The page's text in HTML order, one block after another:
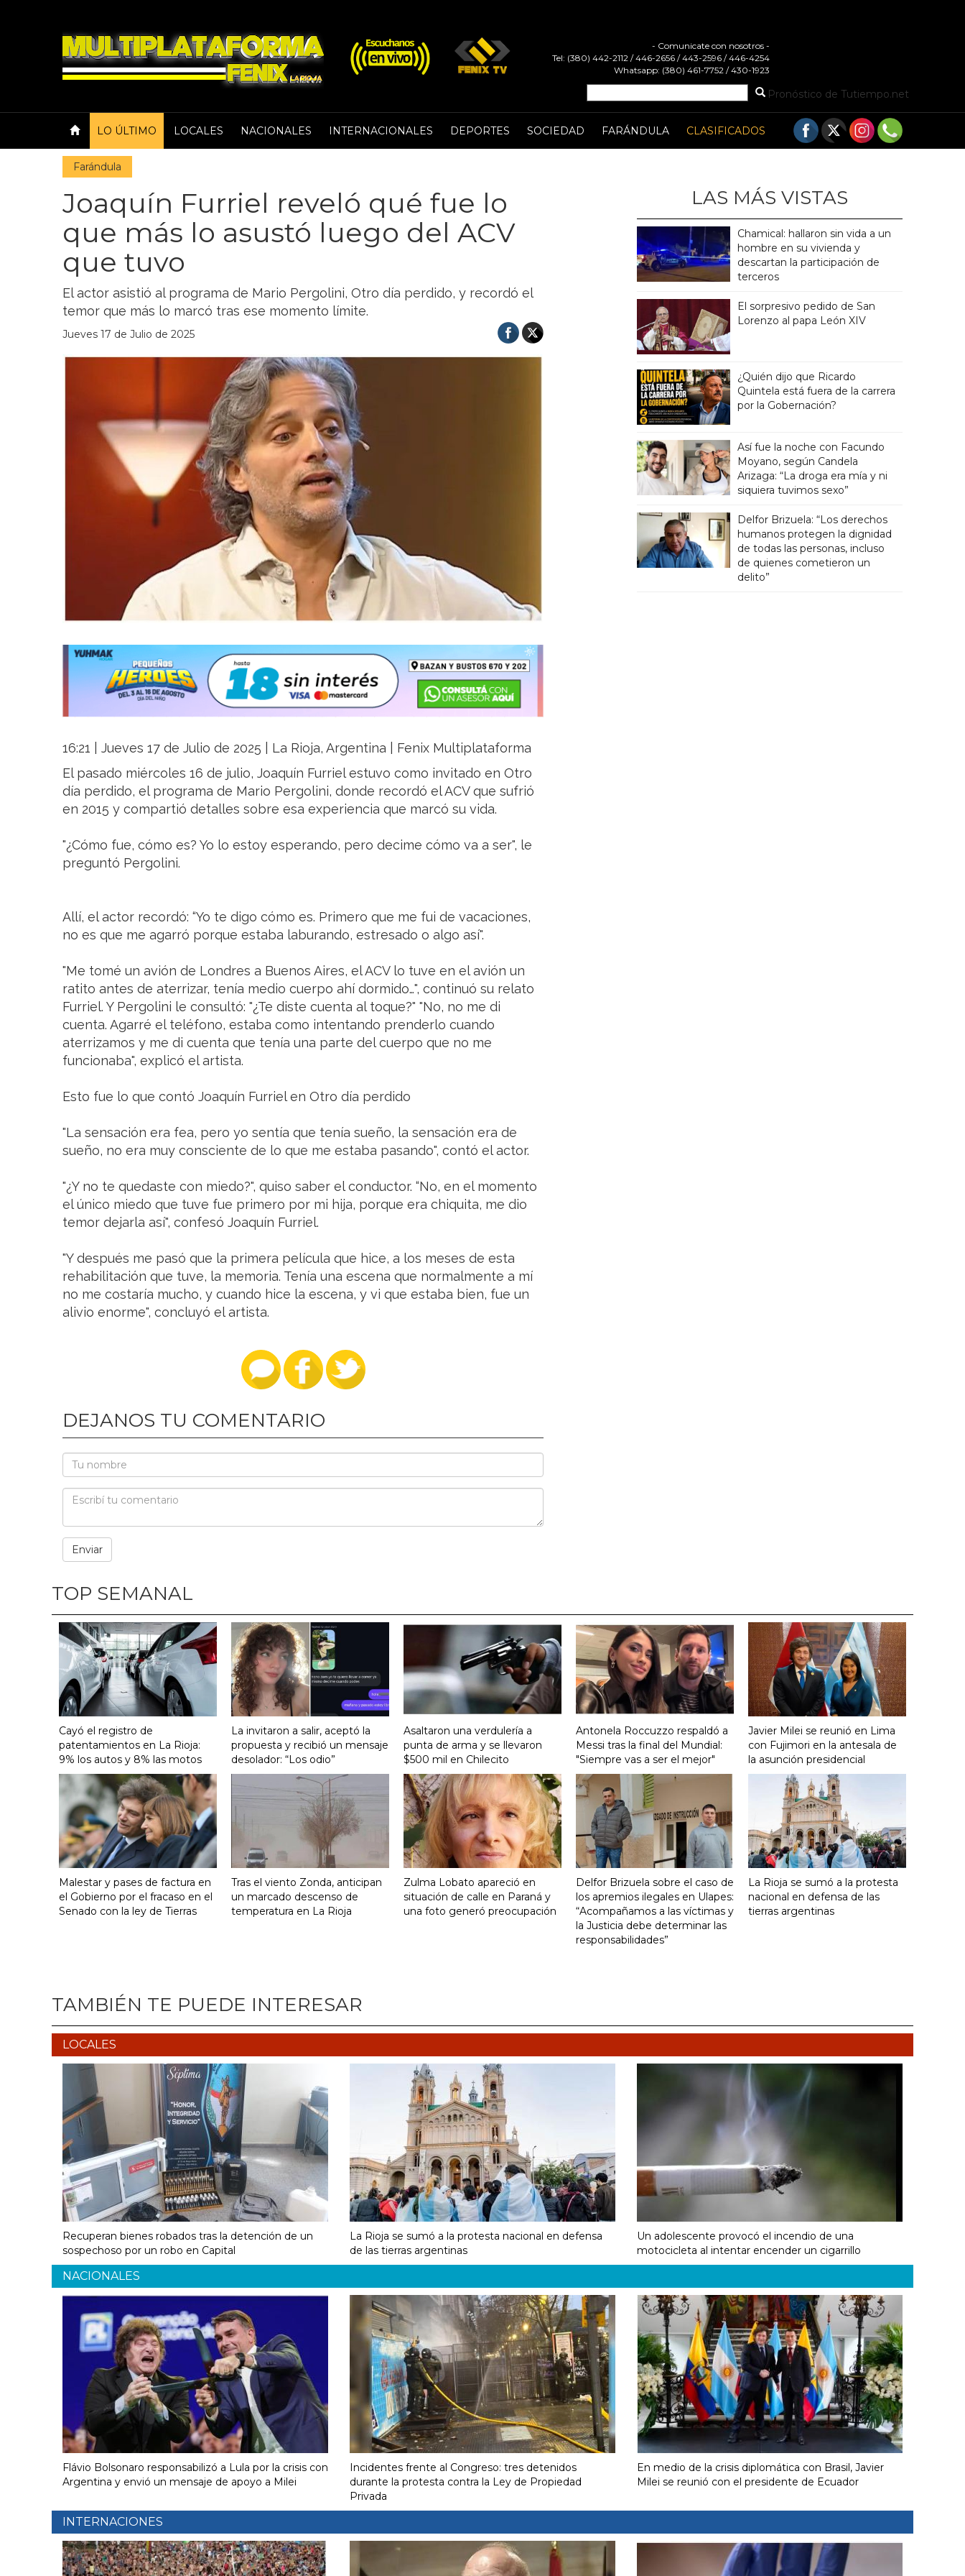
- Comunicate con nosotros -
Tel: (380) 442-2112 / 446-2656 / 443-2596 / 446-4254
Whatsapp: (380) 461-7752 / 430-1923
Pronóstico de Tutiempo.net
LO ÚLTIMO LOCALES NACIONALES INTERNACIONALES DEPORTES SOCIEDAD FARÁNDULA CLASIFICADOS
Farándula
Joaquín Furriel reveló qué fue lo
que más lo asustó luego del ACV
que tuvo
El actor asistió al programa de Mario Pergolini, Otro día perdido, y recordó el
temor que más lo marcó tras ese momento límite.
Jueves 17 de Julio de 2025
16:21 | Jueves 17 de Julio de 2025 | La Rioja, Argentina | Fenix Multiplataforma
El pasado miércoles 16 de julio, Joaquín Furriel estuvo como invitado en Otro
día perdido, el programa de Mario Pergolini, donde recordó el ACV que sufrió
en 2015 y compartió detalles sobre esa experiencia que marcó su vida.
"¿Cómo fue, cómo es? Yo lo estoy esperando, pero decime cómo va a ser", le
preguntó Pergolini.
Allí, el actor recordó: “Yo te digo cómo es. Primero que me fui de vacaciones,
no es que me agarró porque estaba laburando, estresado o algo así".
"Me tomé un avión de Londres a Buenos Aires, el ACV lo tuve en el avión un
ratito antes de aterrizar, tenía medio cuerpo ahí dormido…", continuó su relato
Furriel. Y Pergolini le consultó: "¿Te diste cuenta al toque?" "No, no me di
cuenta. Agarré el teléfono, estaba como intentando prenderlo cuando
aterrizamos y me di cuenta que tenía una parte del cuerpo que no me
funcionaba", explicó el artista.
Esto fue lo que contó Joaquín Furriel en Otro día perdido
"La sensación era fea, pero yo sentía que tenía sueño, la sensación era de
sueño, no era muy consciente de lo que me estaba pasando", contó el actor.
"¿Y no te quedaste con miedo?", quiso saber el conductor. “No, en el momento
el único miedo que tuve fue primero por mi hija, porque era chiquita, me dio
temor dejarla así", confesó Joaquín Furriel.
"Y después me pasó que la primera película que hice, a los meses de esta
rehabilitación que tuve, la memoria. Tenía una escena que normalmente a mí
no me costaría mucho, y cuando hice la escena, y vi que estaba bien, fue un
alivio enorme", concluyó el artista.
DEJANOS TU COMENTARIO
LAS MÁS VISTAS
Chamical: hallaron sin vida a un
hombre en su vivienda y
descartan la participación de
terceros
El sorpresivo pedido de San
Lorenzo al papa León XIV
¿Quién dijo que Ricardo
Quintela está fuera de la carrera
por la Gobernación?
Así fue la noche con Facundo
Moyano, según Candela
Arizaga: “La droga era mía y ni
siquiera tuvimos sexo”
Delfor Brizuela: “Los derechos
humanos protegen la dignidad
de todas las personas, incluso
de quienes cometieron un
delito”
TOP SEMANAL
Cayó el registro de
patentamientos en La Rioja:
9% los autos y 8% las motos
La invitaron a salir, aceptó la
propuesta y recibió un mensaje
desolador: “Los odio”
Asaltaron una verdulería a
punta de arma y se llevaron
$500 mil en Chilecito
Antonela Roccuzzo respaldó a
Messi tras la final del Mundial:
"Siempre vas a ser el mejor"
Javier Milei se reunió en Lima
con Fujimori en la antesala de
la asunción presidencial
Malestar y pases de factura en
el Gobierno por el fracaso en el
Senado con la ley de Tierras
Tras el viento Zonda, anticipan
un marcado descenso de
temperatura en La Rioja
Zulma Lobato apareció en
situación de calle en Paraná y
una foto generó preocupación
Delfor Brizuela sobre el caso de
los apremios ilegales en Ulapes:
“Acompañamos a las víctimas y
la Justicia debe determinar las
responsabilidades”
La Rioja se sumó a la protesta
nacional en defensa de las
tierras argentinas
TAMBIÉN TE PUEDE INTERESAR
LOCALES
Recuperan bienes robados tras la detención de un
sospechoso por un robo en Capital
La Rioja se sumó a la protesta nacional en defensa
de las tierras argentinas
Un adolescente provocó el incendio de una
motocicleta al intentar encender un cigarrillo
NACIONALES
Flávio Bolsonaro responsabilizó a Lula por la crisis con
Argentina y envió un mensaje de apoyo a Milei
Incidentes frente al Congreso: tres detenidos
durante la protesta contra la Ley de Propiedad
Privada
En medio de la crisis diplomática con Brasil, Javier
Milei se reunió con el presidente de Ecuador
INTERNACIONES